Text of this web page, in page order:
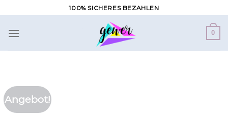
Inhalt
springen
100% SICHERES BEZAHLEN
0
Angebot!